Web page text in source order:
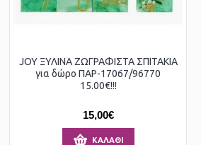
JOY ΞΥΛΙΝΑ ΖΩΓΡΑΦΙΣΤΑ ΣΠΙΤΑΚΙΑ
για δώρο ΠΑΡ-17067/96770
15.00€!!!
15,00€
ΚΑΛΆΘΙ